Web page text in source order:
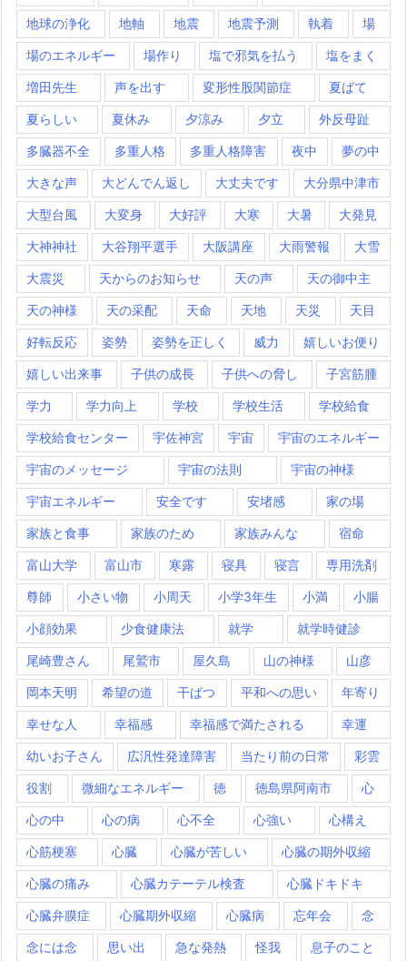
地球の浄化 地軸 地震 地震予測 執着 場
場のエネルギー 場作り 塩で邪気を払う 塩をまく
増田先生 声を出す 変形性股関節症 夏ばて
夏らしい 夏休み 夕涼み 夕立 外反母趾
多臓器不全 多重人格 多重人格障害 夜中 夢の中
大きな声 大どんでん返し 大丈夫です 大分県中津市
大型台風 大変身 大好評 大寒 大暑 大発見
大神神社 大谷翔平選手 大阪講座 大雨警報 大雪
大震災 天からのお知らせ 天の声 天の御中主
天の神様 天の采配 天命 天地 天災 天目
好転反応 姿勢 姿勢を正しく 威力 嬉しいお便り
嬉しい出来事 子供の成長 子供への脅し 子宮筋腫
学力 学力向上 学校 学校生活 学校給食
学校給食センター 宇佐神宮 宇宙 宇宙のエネルギー
宇宙のメッセージ 宇宙の法則 宇宙の神様
宇宙エネルギー 安全です 安堵感 家の場
家族と食事 家族のため 家族みんな 宿命
富山大学 富山市 寒露 寝具 寝言 専用洗剤
尊師 小さい物 小周天 小学3年生 小満 小腸
小顔効果 少食健康法 就学 就学時健診
尾崎豊さん 尾鷲市 屋久島 山の神様 山彦
岡本天明 希望の道 干ばつ 平和への思い 年寄り
幸せな人 幸福感 幸福感で満たされる 幸運
幼いお子さん 広汎性発達障害 当たり前の日常 彩雲
役割 微細なエネルギー 徳 徳島県阿南市 心
心の中 心の病 心不全 心強い 心構え
心筋梗塞 心臓 心臓が苦しい 心臓の期外収縮
心臓の痛み 心臓カテーテル検査 心臓ドキドキ
心臓弁膜症 心臓期外収縮 心臓病 忘年会 念
念には念 思い出 急な発熱 怪我 息子のこと